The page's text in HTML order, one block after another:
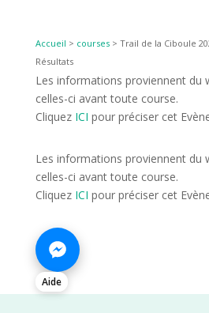
Accueil > courses> Trail de la Ciboule
Résultats
Les informations proviennent du
celles-ci avant toute course.
Cliquez ICI pour préciser cet
Les informations proviennent du
celles-ci avant toute course.
Cliquez ICI pour préciser cet
Aide